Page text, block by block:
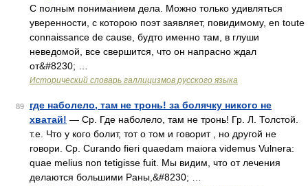
С полным пониманием дела. Можно только удивляться
уверенности, с которою поэт заявляет, повидимому, en toute
connaissance de cause, будто именно там, в глуши
неведомой, все свершится, что он напрасно ждал
от&#8230; …
Исторический словарь галлицизмов русского языка
89
где наболело, там не тронь! за болячку никого не
хватай! — Ср. Где наболело, там не тронь! Гр. Л. Толстой.
т.е. Что у кого болит, тот о том и говорит , но другой не
говори. Ср. Curando fieri quaedam maiora videmus Vulnera:
quae melius non tetigisse fuit. Мы видим, что от лечения
делаются большими Раны,&#8230; …